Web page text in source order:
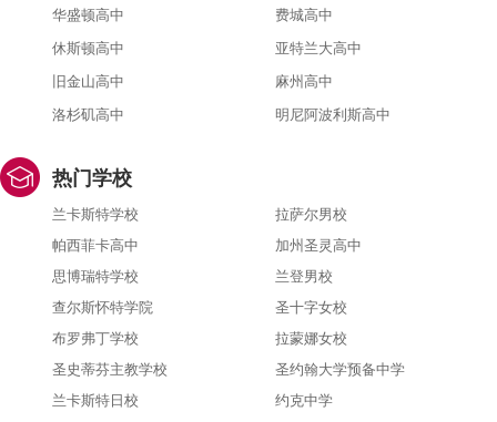
华盛顿高中
费城高中
休斯顿高中
亚特兰大高中
旧金山高中
麻州高中
洛杉矶高中
明尼阿波利斯高中
热门学校
兰卡斯特学校
拉萨尔男校
帕西菲卡高中
加州圣灵高中
思博瑞特学校
兰登男校
查尔斯怀特学院
圣十字女校
布罗弗丁学校
拉蒙娜女校
圣史蒂芬主教学校
圣约翰大学预备中学
兰卡斯特日校
约克中学